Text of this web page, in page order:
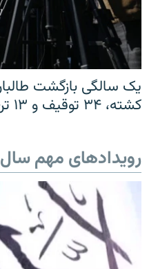
کشته، ۳۴ توقیف و ۱۳ تن لت‌وکوب شده‌اند
رویدادهای مهم سال